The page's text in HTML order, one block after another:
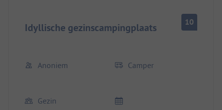
Idyllische gezinscampingplaats 10
Anoniem Camper
Gezin